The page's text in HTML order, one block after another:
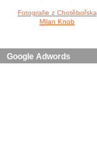
Fotografie z Chotěbořska
Milan Knob
Google Adwords